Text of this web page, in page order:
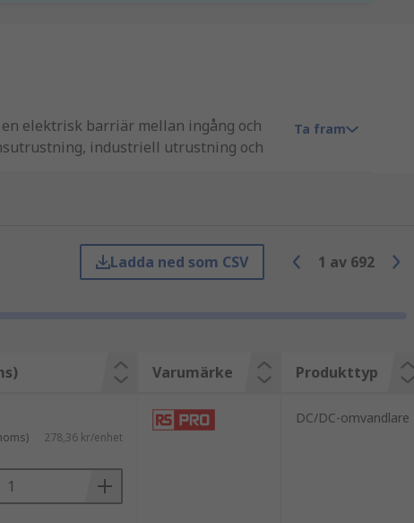
elektrisk barriär mellan ingång och
industriell utrustning och
TDK-Lambda, XP Power, Murata
det är nödvändigt att konvertera
utgångar. Vi erbjuder också
Ta fram
Ladda ned som CSV 1 av 692
Varumärke Produkttyp
278,36 kr/enhet
DC/DC-omvandlare